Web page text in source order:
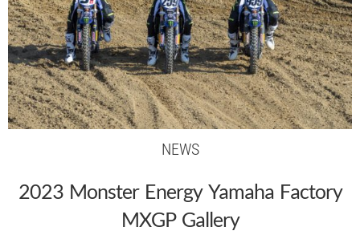
NEWS
2023 Monster Energy Yamaha Factory
MXGP Gallery